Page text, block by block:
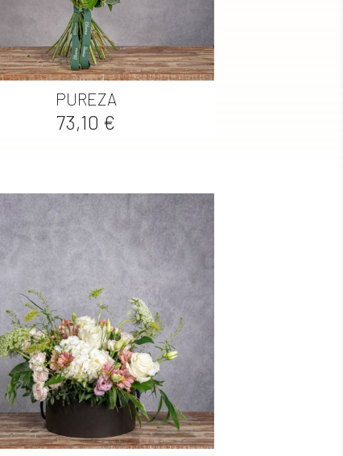
PUREZA
Precio
73,10 €
Vista rápida